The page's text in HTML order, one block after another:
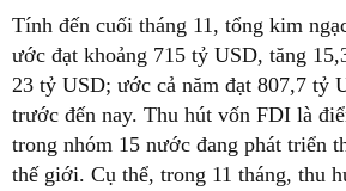
Tính đến cuối tháng 11, tổng kim
ước đạt khoảng 715 tỷ USD, tăng
23 tỷ USD; ước cả năm đạt 807,7 tỷ
trước đến nay. Thu hút vốn FDI là
trong nhóm 15 nước đang phát triển
thế giới. Cụ thể, trong 11 tháng, thu